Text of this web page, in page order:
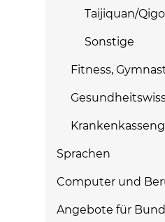
Taijiquan/
Sonstige
Fitness,
Sprachen
Computer und
Angebote für